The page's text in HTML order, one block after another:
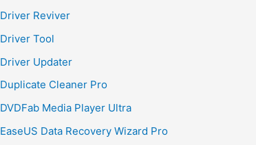
Driver Reviver
Driver Tool
Driver Updater
Duplicate Cleaner Pro
DVDFab Media Player Ultra
EaseUS Data Recovery Wizard Pro